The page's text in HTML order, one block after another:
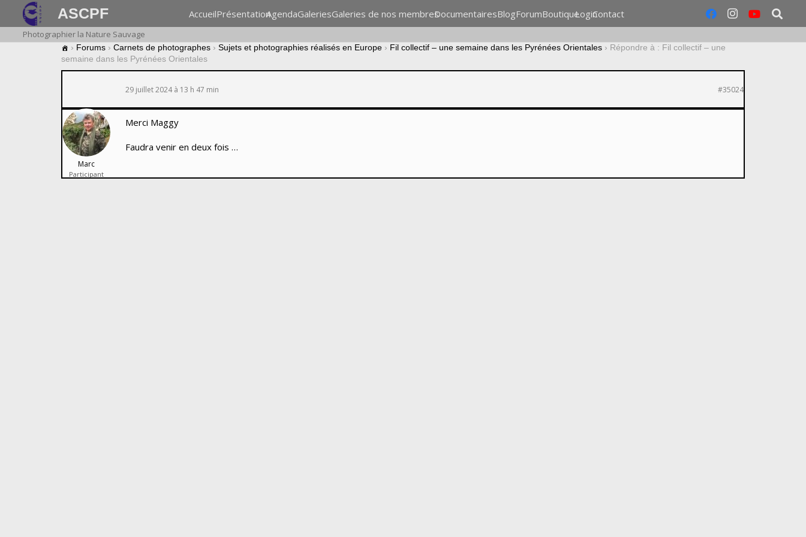
ASCPF AccueilPrésentationAgendaGaleriesGaleries de nos membresDocumentairesBlogForumBoutiqueLoginContact
Photographier la Nature Sauvage
› Forums › Carnets de photographes › Sujets et photographies réalisés en Europe › Fil collectif – une semaine dans les Pyrénées Orientales › Répondre à : Fil collectif – une
semaine dans les Pyrénées Orientales
29 juillet 2024 à 13 h 47 min #35024
Marc
Participant
Merci Maggy
Faudra venir en deux fois …